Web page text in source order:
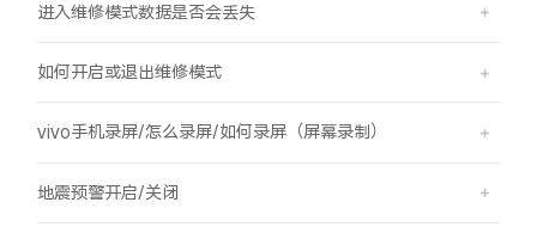
进入维修模式数据是否会丢失
如何开启或退出维修模式
vivo手机录屏/怎么录屏/如何录屏（屏幕录制）
地震预警开启/关闭